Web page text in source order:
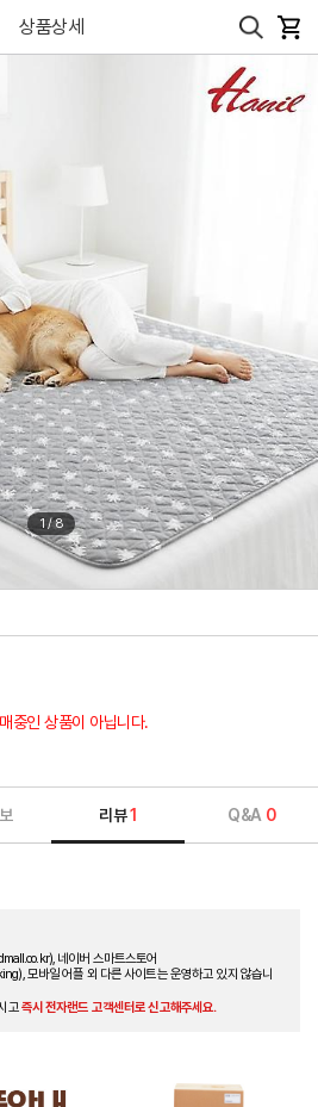
상품상세
1/8
중인 상품이 아닙니다.
리뷰1 Q&A 0
네이버 스마트스토어
모바일 어플 외 다른 사이트는 운영하고 있지 않습니
고즉시 전자랜드 고객센터로 신고해주세요.